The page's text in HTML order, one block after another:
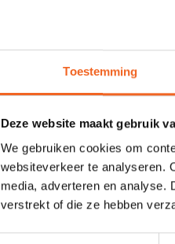
Toestemming
Deze website maakt gebruik
We gebruiken cookies om
websiteverkeer te analyseren.
media, adverteren en analyse.
verstrekt of die ze hebben